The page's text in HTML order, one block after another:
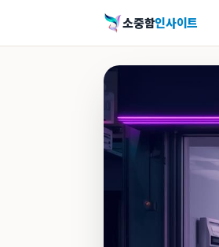
소중함인사이트